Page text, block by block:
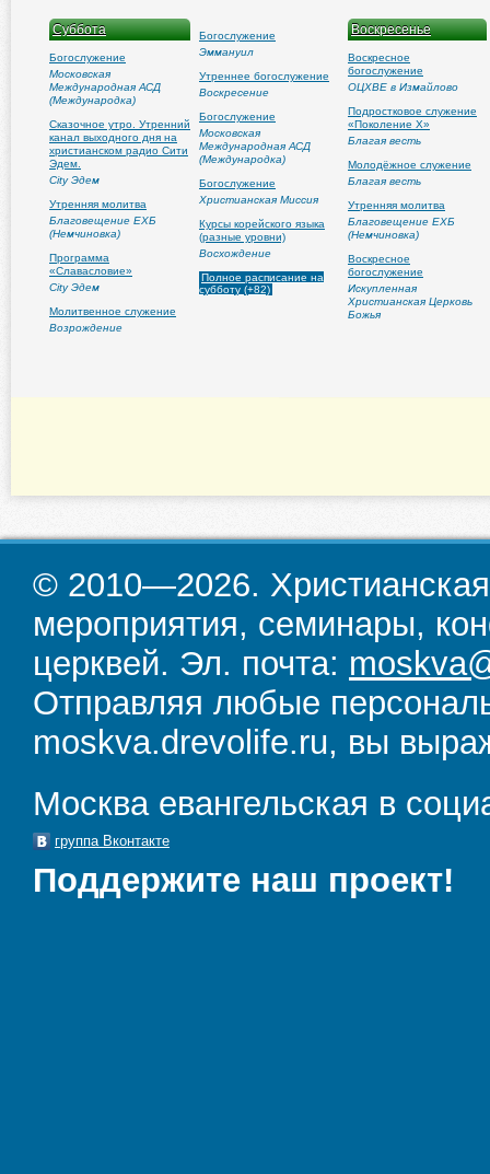
Суббота
Богослужение
Московская
Международная АСД
(Международка)
Сказочное утро. Утренний
канал выходного дня на
христианском радио Сити
Эдем.
City Эдем
Утренняя молитва
Благовещение ЕХБ
(Немчиновка)
Программа
«Славасловие»
City Эдем
Молитвенное служение
Возрождение
Богослужение
Эммануил
Утреннее богослужение
Воскресение
Богослужение
Московская
Международная АСД
(Международка)
Богослужение
Христианская Миссия
Курсы корейского языка
(разные уровни)
Восхождение
Полное расписание на
субботу (+82)
Воскресенье
Воскресное
богослужение
ОЦХВЕ в Измайлово
Подростковое служение
«Поколение Х»
Благая весть
Молодёжное служение
Благая весть
Утренняя молитва
Благовещение ЕХБ
(Немчиновка)
Воскресное
богослужение
Искупленная
Христианская Церковь
Божья
© 2010—2026.
мероприятия, семинары,
церквей. Эл. почта:
Отправляя любые
moskva.drevolife.ru, вы
Москва евангельская в
группа Вконтакте
Поддержите наш проект!